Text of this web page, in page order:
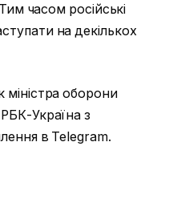
часом російські
на декількох
міністра оборони
Україна з
в Telegram.